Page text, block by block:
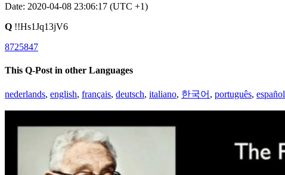
Date: 2020-04-08 23:06:17 (UTC +1)
Q !!Hs1Jq13jV6
8725847
This Q-Post in other Languages
nederlands, english, français, deutsch, italiano, 한국어 , português, español